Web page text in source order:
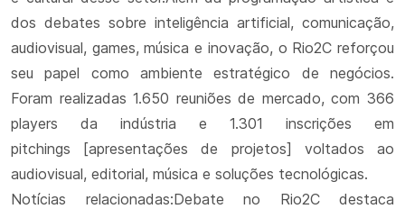
dos debates sobre inteligência artificial, comunicação,
audiovisual, games, música e inovação, o Rio2C reforçou
seu papel como ambiente estratégico de negócios.
Foram realizadas 1.650 reuniões de mercado, com 366
players da indústria e 1.301 inscrições em
pitchings [apresentações de projetos] voltados ao
audiovisual, editorial, música e soluções tecnológicas.
Notícias relacionadas:Debate no Rio2C destaca